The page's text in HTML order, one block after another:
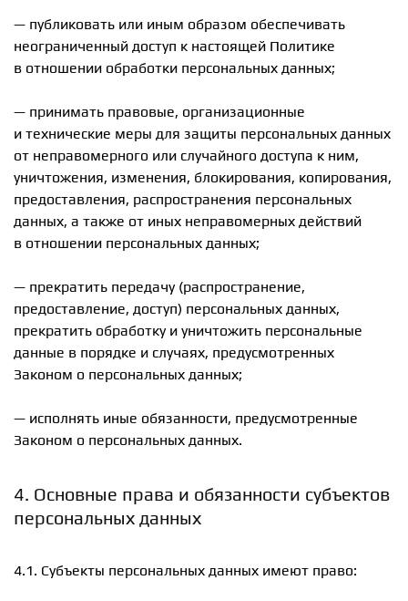
— публиковать или иным образом обеспечивать
неограниченный доступ к настоящей Политике
в отношении обработки персональных данных;
— принимать правовые, организационные
и технические меры для защиты персональных данных
от неправомерного или случайного доступа к ним,
уничтожения, изменения, блокирования, копирования,
предоставления, распространения персональных
данных, а также от иных неправомерных действий
в отношении персональных данных;
— прекратить передачу (распространение,
предоставление, доступ) персональных данных,
прекратить обработку и уничтожить персональные
данные в порядке и случаях, предусмотренных
Законом о персональных данных;
— исполнять иные обязанности, предусмотренные
Законом о персональных данных.
4. Основные права и обязанности субъектов
персональных данных
4.1. Субъекты персональных данных имеют право: